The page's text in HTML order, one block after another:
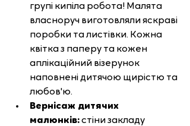
групі кипіла робота! Малята
власноруч виготовляли яскраві
поробки та листівки. Кожна
квітка з паперу та кожен
аплікаційний візерунок
наповнені дитячою щирістю та
любов'ю.
Вернісаж дитячих
малюнків: стіни закладу